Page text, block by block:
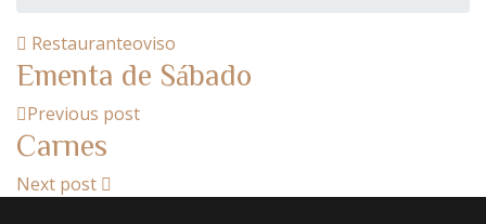
Restauranteoviso
Ementa de Sábado
Previous post
Carnes
Next post